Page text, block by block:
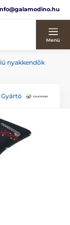
Menü
nyakkendők
Gyártó